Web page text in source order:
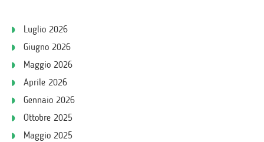
Luglio 2026
Giugno 2026
Maggio 2026
Aprile 2026
Gennaio 2026
Ottobre 2025
Maggio 2025